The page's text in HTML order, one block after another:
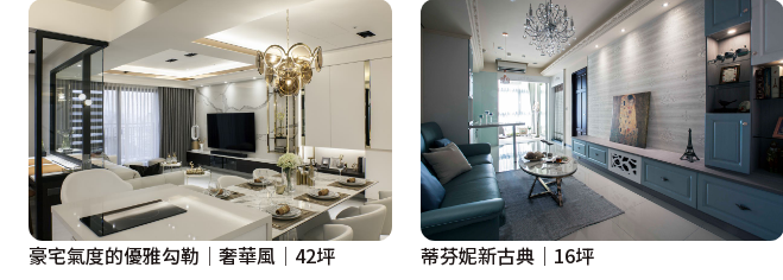
豪宅氣度的優雅勾勒│奢華風│42坪 蒂芬妮新古典｜16坪